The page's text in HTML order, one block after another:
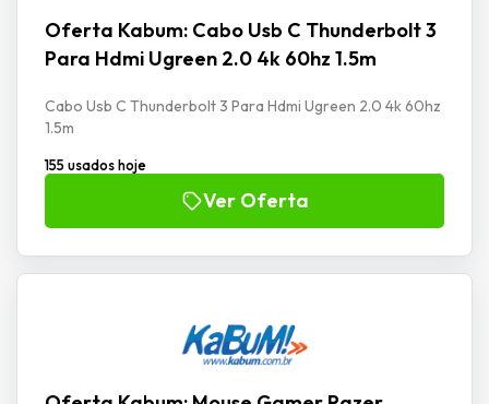
Oferta Kabum: Cabo Usb C Thunderbolt 3
Para Hdmi Ugreen 2.0 4k 60hz 1.5m
Cabo Usb C Thunderbolt 3 Para Hdmi Ugreen 2.0 4k 60hz
1.5m
155 usados hoje
Ver Oferta